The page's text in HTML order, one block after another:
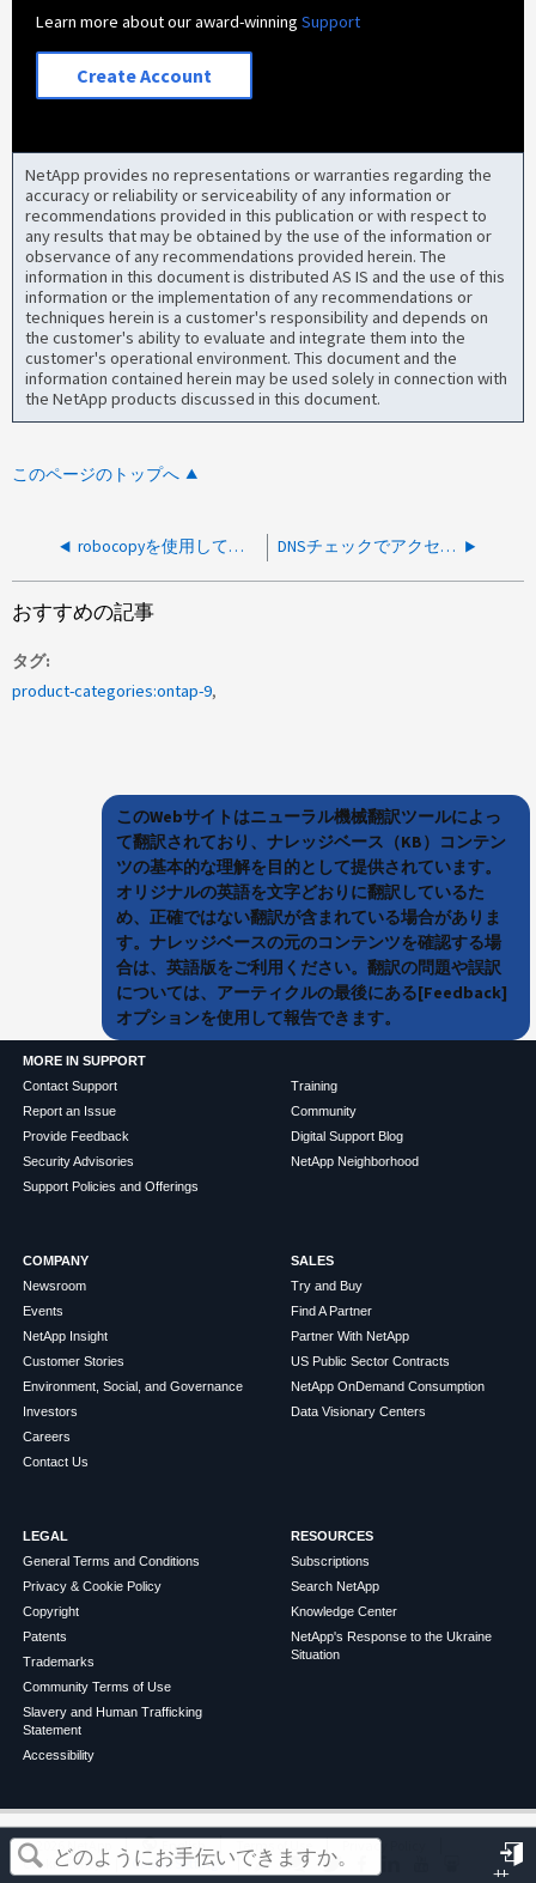
サ
Learn more about our award-winningSupport
Create Account
NetApp provides no representations or warranties regarding the
accuracy or reliability or serviceability of any information or
recommendations provided in this publication or with respect to
any results that may be obtained by the use of the information or
observance of any recommendations provided herein. The
information in this document is distributed AS IS and the use of this
information or the implementation of any recommendations or
techniques herein is a customer's responsibility and depends on
the customer's ability to evaluate and integrate them into the
customer's operational environment. This document and the
information contained herein may be used solely in connection with
the NetApp products discussed in this document.
このページのトップへ
robocopyを使用して新しいクラスタにデータを移行した後、アクセス許可が拒否される DNSチェックでアクセス拒否エラー状態が返されました
この記事は役に立ちましたか？
おすすめの記事
タグ
product-categories:ontap-9
このWebサイトはニューラル機械翻訳ツールによっ
て翻訳されており、ナレッジベース（KB）コンテン
ツの基本的な理解を目的として提供されています。
オリジナルの英語を文字どおりに翻訳しているた
め、正確ではない翻訳が含まれている場合がありま
す。ナレッジベースの元のコンテンツを確認する場
合は、英語版をご利用ください。翻訳の問題や誤訳
については、アーティクルの最後にある[Feedback]
オプションを使用して報告できます。
MORE IN SUPPORT
Contact Support
Report an Issue
Provide Feedback
Security Advisories
Support Policies and Offerings
Training
Community
Digital Support Blog
NetApp Neighborhood
COMPANY
Newsroom
Events
NetApp Insight
Customer Stories
Environment, Social, and Governance
Investors
Careers
Contact Us
SALES
Try and Buy
Find A Partner
Partner With NetApp
US Public Sector Contracts
NetApp OnDemand Consumption
Data Visionary Centers
LEGAL
General Terms and Conditions
Privacy & Cookie Policy
Copyright
Patents
Trademarks
Community Terms of Use
Slavery and Human Trafficking
Statement
Accessibility
RESOURCES
Subscriptions
Search NetApp
Knowledge Center
NetApp's Response to the Ukraine
Situation
©2026NetApp English Terms of Use
Privacy Policy
Cookie Policy
Cookie Settings